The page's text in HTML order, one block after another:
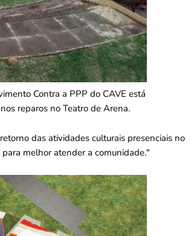
Contra a PPP do CAVE está
reparos no Teatro de Arena.
das atividades culturais presenciais no
melhor atender a comunidade."